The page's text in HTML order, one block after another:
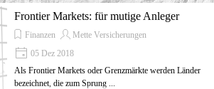
Frontier Markets: für mutige Anleger
Finanzen
Mette Versicherungen
05 Dez 2018
Als Frontier Markets oder Grenzmärkte werden Länder
bezeichnet, die zum Sprung ...